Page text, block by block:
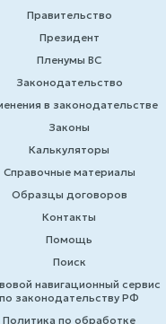
Правительство
Президент
Пленумы ВС
Законодательство
в законодательстве
Законы
Калькуляторы
Справочные материалы
Образцы договоров
Контакты
Помощь
Поиск
навигационный сервис
по законодательству РФ
Политика по обработке